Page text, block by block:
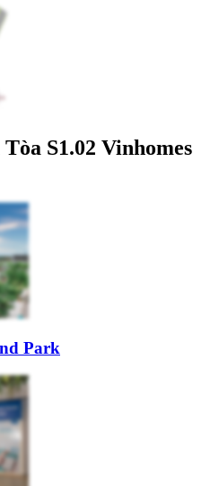
S1.02 Vinhomes
Park